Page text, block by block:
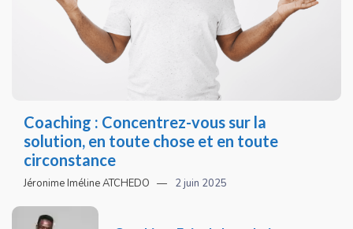
Coaching : Concentrez-vous sur la
solution, en toute chose et en toute
circonstance
Jéronime Iméline ATCHEDO 2 juin 2025